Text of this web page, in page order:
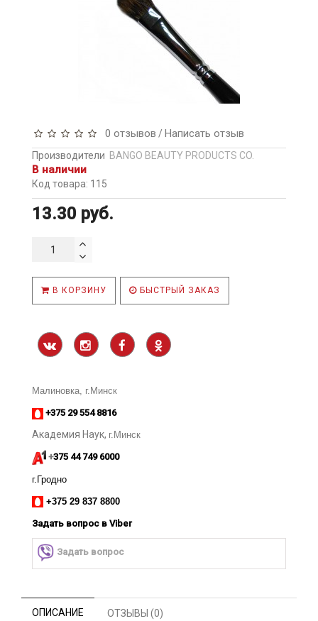
0 отзывов /Написать отзыв
Производители BANGO BEAUTY PRODUCTS CO.
В наличии
Код товара: 115
13.30 руб.
В КОРЗИНУ БЫСТРЫЙ ЗАКАЗ
Малиновка, г.Минск
+375 29 554 8816
Академия Наук, г.Минск
+375 44 749 6000
г.Гродно
+375 29 837 8800
Задать вопрос в Viber
Задать вопрос
ОПИСАНИЕ ОТЗЫВЫ (0)